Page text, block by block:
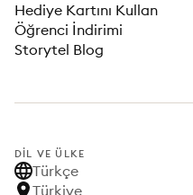
Hediye Kartını Kullan
Öğrenci İndirimi
Storytel Blog
DIL VE ÜLKE
Türkçe
Türkiye